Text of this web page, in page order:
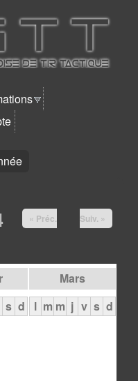
« Préc. Suiv. »
s d
Mars
l m m j v s d